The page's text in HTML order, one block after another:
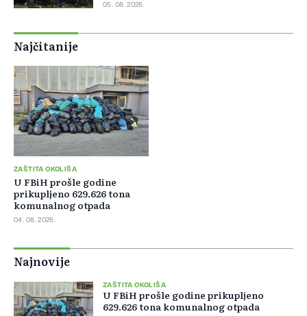
05. 08. 2026.
Najčitanije
ZAŠTITA OKOLIŠA
U FBiH prošle godine
prikupljeno 629.626 tona
komunalnog otpada
04. 08. 2026.
Najnovije
ZAŠTITA OKOLIŠA
U FBiH prošle godine prikupljeno
629.626 tona komunalnog otpada